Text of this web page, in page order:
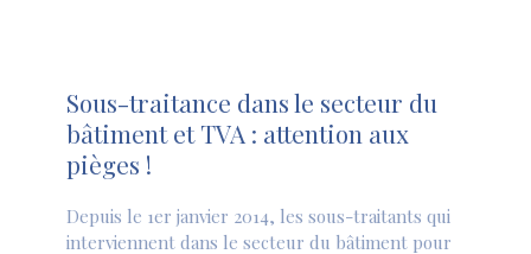
Sous-traitance dans le secteur du
bâtiment et TVA : attention aux
pièges !
Depuis le 1er janvier 2014, les sous-traitants qui
interviennent dans le secteur du bâtiment pour